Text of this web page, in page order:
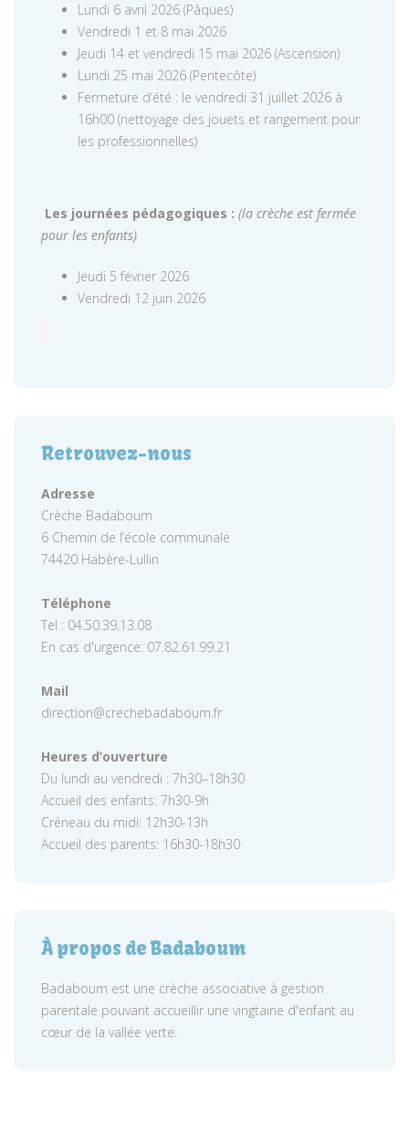
Lundi 6 avril 2026 (Pâques)
Vendredi 1 et 8 mai 2026
Jeudi 14 et vendredi 15 mai 2026 (Ascension)
Lundi 25 mai 2026 (Pentecôte)
Fermeture d’été : le vendredi 31 juillet 2026 à
16h00 (nettoyage des jouets et rangement pour
les professionnelles)
Les journées pédagogiques : (la crèche est fermée
pour les enfants)
Jeudi 5 février 2026
Vendredi 12 juin 2026
Retrouvez-nous
Adresse
Crèche Badaboum
6 Chemin de l’école communale
74420 Habère-Lullin
Téléphone
Tel : 04.50.39.13.08
En cas d'urgence: 07.82.61.99.21
Mail
direction@crechebadaboum.fr
Heures d’ouverture
Du lundi au vendredi : 7h30–18h30
Accueil des enfants: 7h30-9h
Créneau du midi: 12h30-13h
Accueil des parents: 16h30-18h30
À propos de Badaboum
Badaboum est une crèche associative à gestion
parentale pouvant accueillir une vingtaine d'enfant au
cœur de la vallée verte.